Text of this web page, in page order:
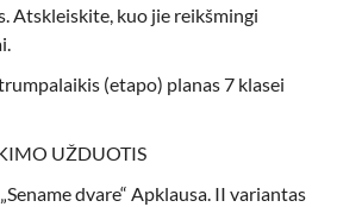
Atskleiskite, kuo jie reikšmingi
(etapo) planas 7 klasei
UŽDUOTIS
dvare“ Apklausa. II variantas